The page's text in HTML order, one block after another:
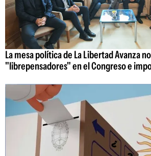
La mesa política de La Libertad Avanza
"librepensadores" en el Congreso e